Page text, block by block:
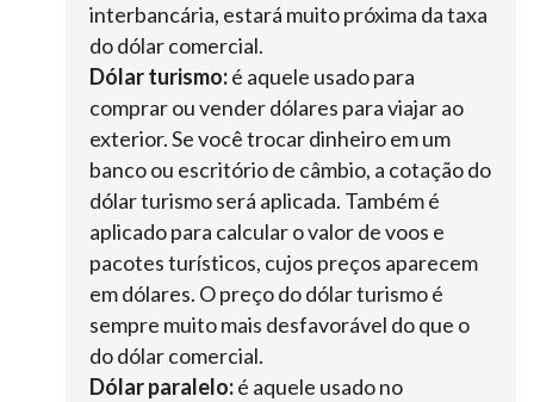
interbancária, estará muito próxima da taxa
do dólar comercial.
Dólar turismo:é aquele usado para
comprar ou vender dólares para viajar ao
exterior. Se você trocar dinheiro em um
banco ou escritório de câmbio, a cotação do
dólar turismo será aplicada. Também é
aplicado para calcular o valor de voos e
pacotes turísticos, cujos preços aparecem
em dólares. O preço do dólar turismo é
sempre muito mais desfavorável do que o
do dólar comercial.
Dólar paralelo:é aquele usado no